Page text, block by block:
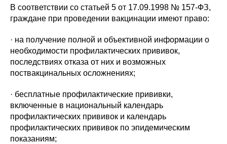
В соответствии со статьей 5 от 17.09.1998 № 157-ФЗ,
граждане при проведении вакцинации имеют право:
· на получение полной и объективной информации о
необходимости профилактических прививок,
последствиях отказа от них и возможных
поствакцинальных осложнениях;
· бесплатные профилактические прививки,
включенные в национальный календарь
профилактических прививок и календарь
профилактических прививок по эпидемическим
показаниям;